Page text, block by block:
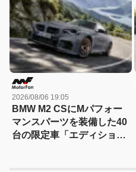
力は数字以外にあった！
【ボルボEX90試乗】
2026/08/06 19:05
BMW M2 CSにMパフォー
マンスパーツを装備した40
台の限定車「エディショ